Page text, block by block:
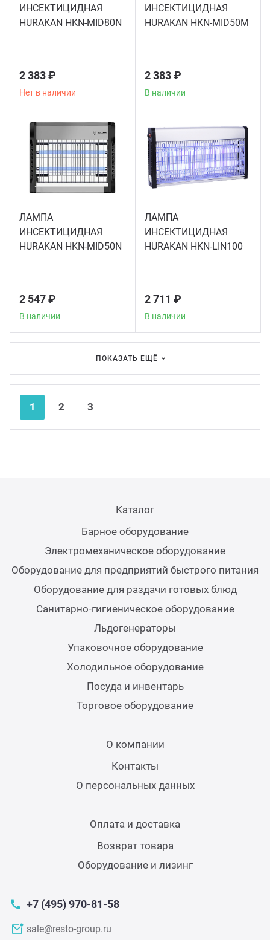
ИНСЕКТИЦИДНАЯ
HURAKAN HKN-MID80N
2 383 ₽
Нет в наличии
ИНСЕКТИЦИДНАЯ
HURAKAN HKN-MID50M
2 383 ₽
В наличии
ЛАМПА
ИНСЕКТИЦИДНАЯ
HURAKAN HKN-MID50N
2 547 ₽
В наличии
ЛАМПА
ИНСЕКТИЦИДНАЯ
HURAKAN HKN-LIN100
2 711 ₽
В наличии
ПОКАЗАТЬ ЕЩЁ
1 2 3
Каталог
Барное оборудование
Электромеханическое оборудование
Оборудование для предприятий быстрого питания
Оборудование для раздачи готовых блюд
Санитарно-гигиеническое оборудование
Льдогенераторы
Упаковочное оборудование
Холодильное оборудование
Посуда и инвентарь
Торговое оборудование
О компании
Контакты
О персональных данных
Оплата и доставка
Возврат товара
Оборудование и лизинг
+7 (495) 970-81-58
sale@resto-group.ru